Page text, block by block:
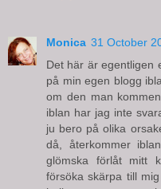
Monica 31 October
Det här är egentligen
på min egen blogg
om den man
iblan har jag inte
ju bero på olika
då, återkommer
glömska förlåt mitt
försöka skärpa till